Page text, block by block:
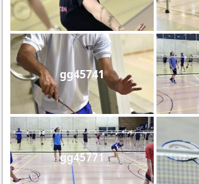
gg45741
gg45771